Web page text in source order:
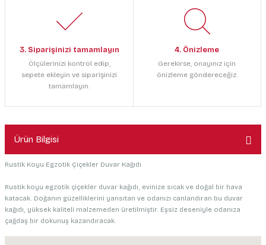
3. Siparişinizi tamamlayın
Ölçülerinizi kontrol edip,
sepete ekleyin ve siparişinizi
tamamlayın.
4. Önizleme
Gerekirse, onayınız için
önizleme göndereceğiz.
Ürün Bilgisi
Rustik Koyu Egzotik Çiçekler Duvar Kağıdı
Rustik koyu egzotik çiçekler duvar kağıdı, evinize sıcak ve doğal bir hava
katacak. Doğanın güzelliklerini yansıtan ve odanızı canlandıran bu duvar
kağıdı, yüksek kaliteli malzemeden üretilmiştir. Eşsiz deseniyle odanıza
çağdaş bir dokunuş kazandıracak.